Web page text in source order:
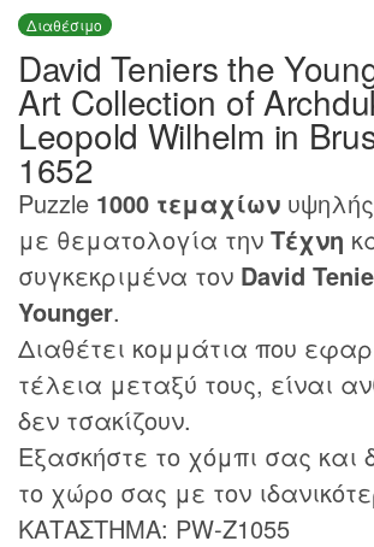
Διαθέσιμο
David Teniers the
Art Collection of
Leopold Wilhelm in
1652
Puzzle 1000 τεμαχίων
με θεματολογία την Τέχνη
συγκεκριμένα τον David
Younger.
Διαθέτει κομμάτια που
τέλεια μεταξύ τους, είναι
δεν τσακίζουν.
Εξασκήστε το χόμπι σας και
το χώρο σας με τον
ΚΑΤΑΣΤΗΜΑ: PW-Z1055